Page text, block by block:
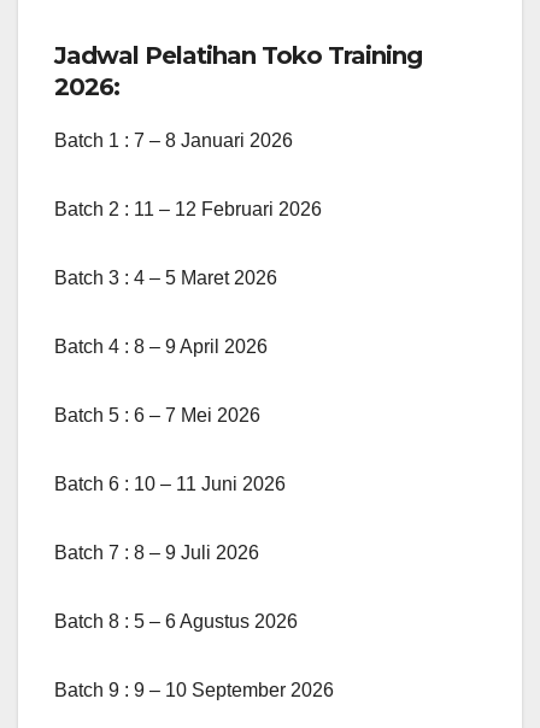
Jadwal Pelatihan Toko Training
2026:
Batch 1 : 7 – 8 Januari 2026
Batch 2 : 11 – 12 Februari 2026
Batch 3 : 4 – 5 Maret 2026
Batch 4 : 8 – 9 April 2026
Batch 5 : 6 – 7 Mei 2026
Batch 6 : 10 – 11 Juni 2026
Batch 7 : 8 – 9 Juli 2026
Batch 8 : 5 – 6 Agustus 2026
Batch 9 : 9 – 10 September 2026